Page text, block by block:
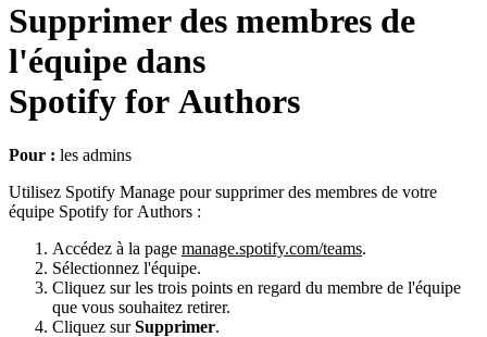
Supprimer des membres de
l'équipe dans
Spotify for Authors
Pour : les admins
Utilisez Spotify Manage pour supprimer des membres de votre
équipe Spotify for Authors :
Accédez à la page manage.spotify.com/teams.
Sélectionnez l'équipe.
Cliquez sur les trois points en regard du membre de l'équipe
que vous souhaitez retirer.
Cliquez surSupprimer.